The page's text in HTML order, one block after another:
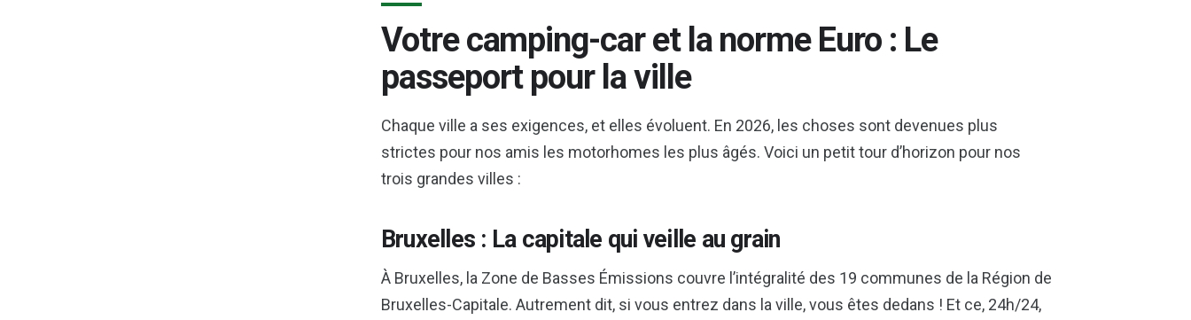
Votre camping-car et la norme Euro : Le
passeport pour la ville
Chaque ville a ses exigences, et elles évoluent. En 2026, les choses sont devenues plus
strictes pour nos amis les motorhomes les plus âgés. Voici un petit tour d’horizon pour nos
trois grandes villes :
Bruxelles : La capitale qui veille au grain
À Bruxelles, la Zone de Basses Émissions couvre l’intégralité des 19 communes de la Région de
Bruxelles-Capitale. Autrement dit, si vous entrez dans la ville, vous êtes dedans ! Et ce, 24h/24,